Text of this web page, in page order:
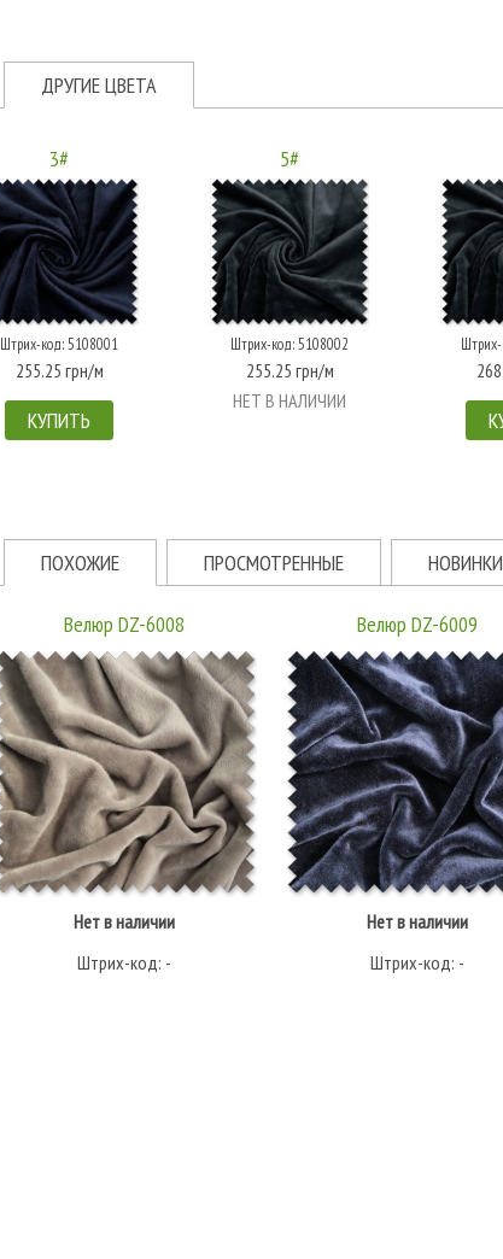
ДРУГИЕ ЦВЕТА
3#
Штрих-код: 5108001
255.25 грн/м
КУПИТЬ
5#
Штрих-код: 5108002
255.25 грн/м
НЕТ В НАЛИЧИИ
ПОХОЖИЕ ПРОСМОТРЕННЫЕ НОВИНКИ
Велюр DZ-6008
Нет в наличии
Штрих-код: -
Велюр DZ-6009
Нет в наличии
Штрих-код: -